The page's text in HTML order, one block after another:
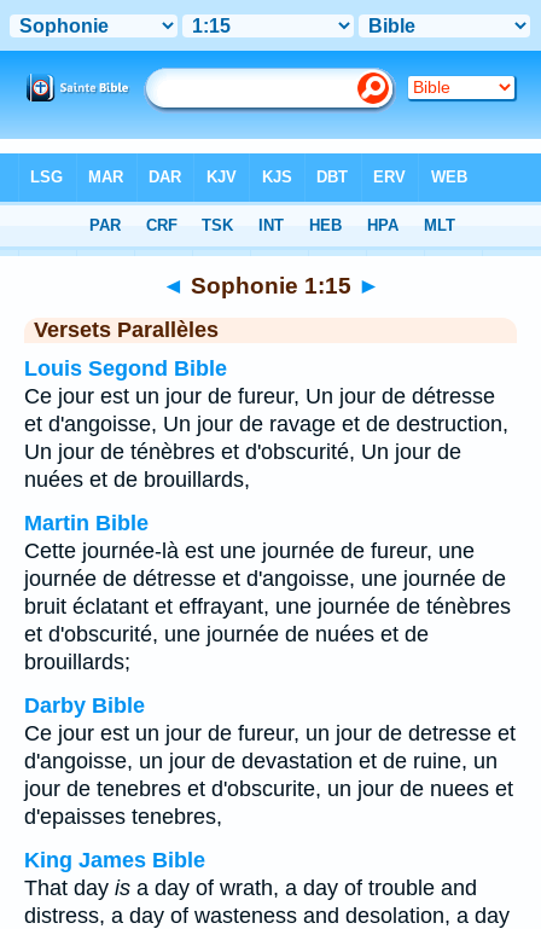
Chapitre 1> Verset 15
◄ Sophonie 1:15 ►
Versets Parallèles
Louis Segond Bible
Ce jour est un jour de fureur, Un jour de détresse
et d'angoisse, Un jour de ravage et de destruction,
Un jour de ténèbres et d'obscurité, Un jour de
nuées et de brouillards,
Martin Bible
Cette journée-là est une journée de fureur, une
journée de détresse et d'angoisse, une journée de
bruit éclatant et effrayant, une journée de ténèbres
et d'obscurité, une journée de nuées et de
brouillards;
Darby Bible
Ce jour est un jour de fureur, un jour de detresse et
d'angoisse, un jour de devastation et de ruine, un
jour de tenebres et d'obscurite, un jour de nuees et
d'epaisses tenebres,
King James Bible
That day is a day of wrath, a day of trouble and
distress, a day of wasteness and desolation, a day